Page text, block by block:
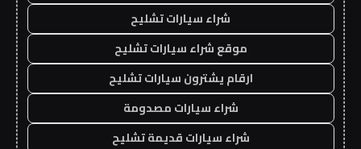
شراء سيارات تشليح
موقع شراء سيارات تشليح
ارقام يشترون سيارات تشليح
شراء سيارات مصدومة
شراء سيارات قديمة تشليح